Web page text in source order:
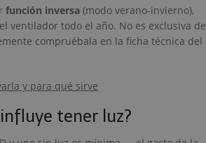
función inversa (modo verano-invierno),
ventilador todo el año. No es exclusiva de
compruébala en la ficha técnica del
y para qué sirve
tener luz?